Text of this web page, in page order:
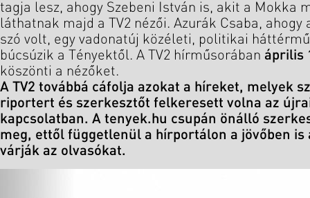
tagja lesz, ahogy Szebeni István is, akit a Mokka
láthatnak majd a TV2 nézői. Azurák Csaba,
szó volt, egy vadonatúj közéleti, politikai
búcsúzik a Tényektől. A TV2 hírműsorában április
köszönti a nézőket.
A TV2 továbbá cáfolja azokat a híreket, melyek
riportert és szerkesztőt felkeresett volna az
kapcsolatban. A tenyek.hu csupán önálló
meg, ettől függetlenül a hírportálon a jövőben is
várják az olvasókat.